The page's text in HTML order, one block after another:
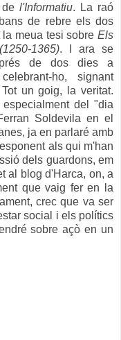
del'Informatiu. La raó
de rebre els dos
meua tesi sobre Els
1365). I ara se
de dos dies a
ho, signant
un goig, la veritat.
del "dia
Soldevila en el
ja en parlaré amb
als qui m'han
dels guardons, em
al blog d'Harca, on, a
que vaig fer en la
crec que va ser
social i els polítics
sobre açò en un